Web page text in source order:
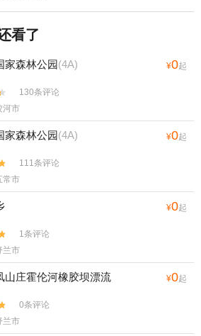
看了
家森林公园(4A) ¥0起
130条评论
河市
家森林公园(4A) ¥0起
111条评论
常市
¥0起
1条评论
兰市
山庄霍伦河橡胶坝漂流 ¥0起
0条评论
兰市